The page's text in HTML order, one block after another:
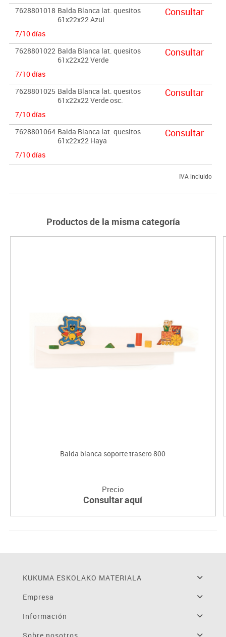
7628801018 Balda Blanca lat. quesitos
61x22x22 Azul
7/10 días
Consultar
7628801022 Balda Blanca lat. quesitos
61x22x22 Verde
7/10 días
Consultar
7628801025 Balda Blanca lat. quesitos
61x22x22 Verde osc.
7/10 días
Consultar
7628801064 Balda Blanca lat. quesitos
61x22x22 Haya
7/10 días
Consultar
IVA incluido
Productos de la misma categoría
Balda blanca soporte trasero 800
Precio
Consultar aquí
KUKUMA ESKOLAKO MATERIALA
Empresa
Información
Sobre nosotros